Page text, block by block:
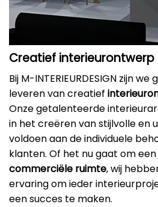
Creatief interieurontwerp
Bij M-INTERIEURDESIGN zijn
leveren van creatief
Onze getalenteerde
in het creëren van stijlvolle en
voldoen aan de individuele
klanten. Of het nu gaat om een
commerciële ruimte, wij
ervaring om ieder
een succes te maken.